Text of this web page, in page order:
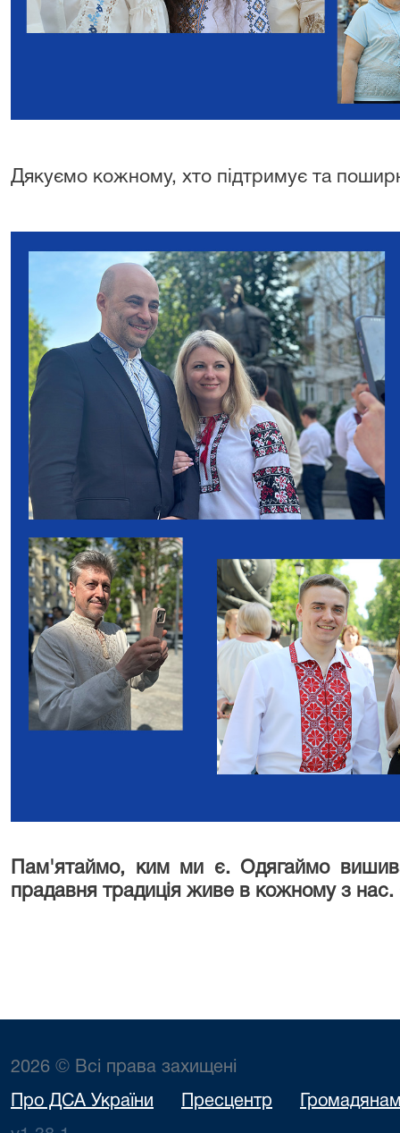
Дякуємо кожному, хто підтримує та
Пам'ятаймо, ким ми є. Одягаймо
прадавня традиція живе в кожному з нас.
2026 © Всі права захищені
Про ДСА України Пресцентр